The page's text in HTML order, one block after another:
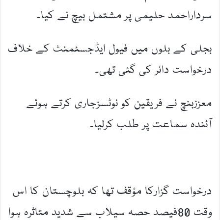
سرداراحمد حلیمی پر مشتمل بیچ نے کیا۔
بجلی کے بلوں میں فیول ایڈجسٹمنٹ کے خلاف
درخواست دائر کی گئی تھی۔
معززبنچ نے فریقین کو نوٹسزجاری کرتے ہوئے
آئندہ سماعت پر طلب کرلیا۔
درخواست گزارکا مؤقف تھا کہ بلوچستان کا اس
وقت 80فیصد حصہ سیلاب سے شدید متاثرہ ہوا